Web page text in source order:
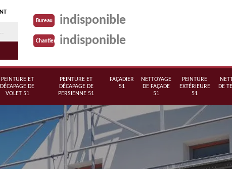
Bureau indisponible
Chantier indisponible
PEINTURE ET
DÉCAPAGE DE
VOLET 51
PEINTURE ET
DÉCAPAGE DE
PERSIENNE 51
FAÇADIER
51
NETTOYAGE
DE FAÇADE
51
PEINTURE
EXTÉRIEURE
51
DE